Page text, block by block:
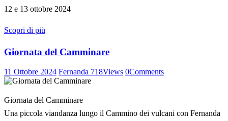
12 e 13 ottobre 2024
Scopri di più
Giornata del Camminare
11 Ottobre 2024 Fernanda 718Views 0Comments
Giornata del Camminare
Una piccola viandanza lungo il Cammino dei vulcani con Fernanda